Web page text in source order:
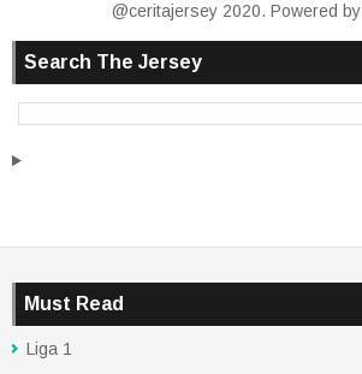
@ceritajersey 2020. Powered by
Search The Jersey
Must Read
Liga 1